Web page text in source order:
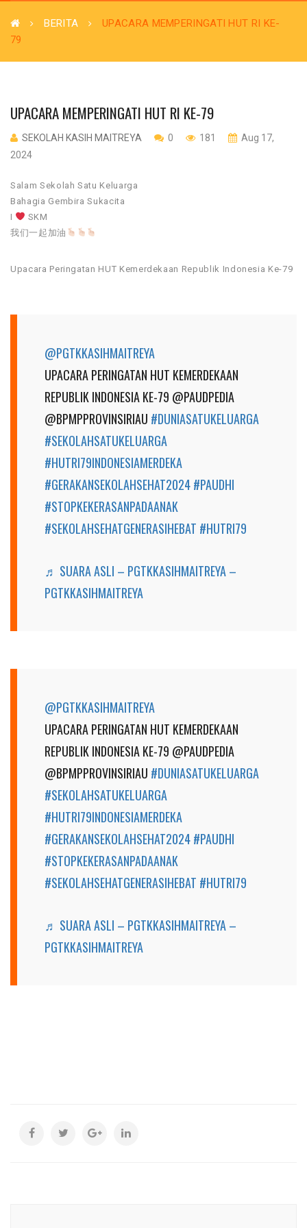
BERITA
UPACARA MEMPERINGATI HUT RI KE-
79
UPACARA MEMPERINGATI HUT RI KE-79
SEKOLAH KASIH MAITREYA 0 181
Aug 17,
2024
Salam Sekolah Satu Keluarga
Bahagia Gembira Sukacita
I
SKM
我们一起加油
Upacara Peringatan HUT Kemerdekaan Republik Indonesia Ke-79
@PGTKKASIHMAITREYA
UPACARA PERINGATAN HUT KEMERDEKAAN
REPUBLIK INDONESIA KE-79 @PAUDPEDIA
@BPMPPROVINSIRIAU #DUNIASATUKELUARGA
#SEKOLAHSATUKELUARGA
#HUTRI79INDONESIAMERDEKA
#GERAKANSEKOLAHSEHAT2024#PAUDHI
#STOPKEKERASANPADAANAK
#SEKOLAHSEHATGENERASIHEBAT #HUTRI79
♬ SUARA ASLI – PGTKKASIHMAITREYA –
PGTKKASIHMAITREYA
@PGTKKASIHMAITREYA
UPACARA PERINGATAN HUT KEMERDEKAAN
REPUBLIK INDONESIA KE-79 @PAUDPEDIA
@BPMPPROVINSIRIAU #DUNIASATUKELUARGA
#SEKOLAHSATUKELUARGA
#HUTRI79INDONESIAMERDEKA
#GERAKANSEKOLAHSEHAT2024#PAUDHI
#STOPKEKERASANPADAANAK
#SEKOLAHSEHATGENERASIHEBAT #HUTRI79
♬ SUARA ASLI – PGTKKASIHMAITREYA –
PGTKKASIHMAITREYA